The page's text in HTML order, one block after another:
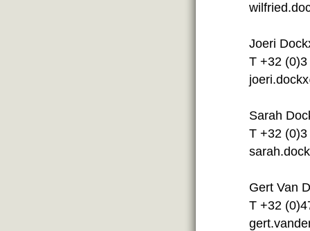
Joeri
T +32
Sarah
T +32
Gert Van
T +32